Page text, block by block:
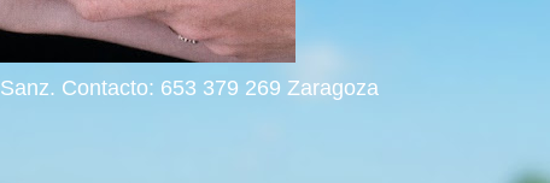
Contacto: 653 379 269 Zaragoza